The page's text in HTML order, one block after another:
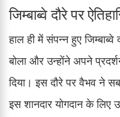
जिम्बाब्वे दौरे पर
हाल ही में संपन्न हुए
बोला और उन्होंने अपने
दिया। इस दौरे पर वैभव ने
इस शानदार योगदान के लिए